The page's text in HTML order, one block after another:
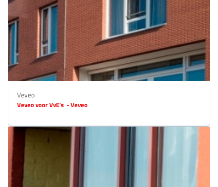
Veveo
Veveo voor VvE's - Veveo